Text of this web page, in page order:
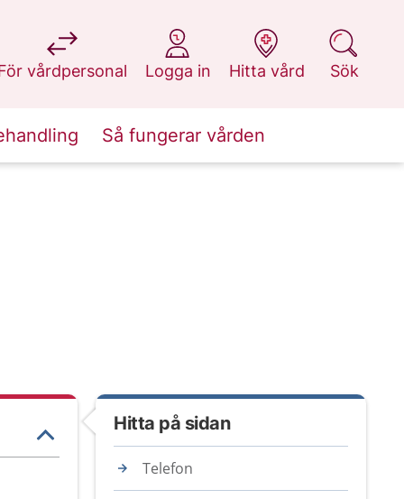
vårdpersonal
på 1177.se
Logga in
på 1177.se
Hitta vård
på 1177.se
Sök
på 1177.se
Så fungerar vården
Hitta på sidan
Telefon